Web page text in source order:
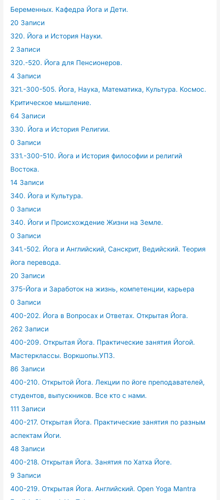
Беременных. Кафедра Йога и Дети.
20 Записи
320. Йога и История Науки.
2 Записи
320.-520. Йога для Пенсионеров.
4 Записи
321.-300-505. Йога, Наука, Математика, Культура. Космос.
Критическое мышление.
64 Записи
330. Йога и История Религии.
0 Записи
331.-300-510. Йога и История философии и религий
Востока.
14 Записи
340. Йога и Культура.
0 Записи
340. Йоги и Происхождение Жизни на Земле.
0 Записи
341.-502. Йога и Английский, Санскрит, Ведийский. Теория
йога перевода.
20 Записи
375-Йога и Заработок на жизнь, компетенции, карьера
0 Записи
400-202. Йога в Вопросах и Ответах. Открытая Йога.
262 Записи
400-209. Открытая Йога. Практические занятия Йогой.
Мастерклассы. Воркшопы.УПЗ.
86 Записи
400-210. Открытой Йога. Лекции по йоге преподавателей,
студентов, выпускников. Все кто с нами.
111 Записи
400-217. Открытая Йога. Практические занятия по разным
аспектам Йоги.
48 Записи
400-218. Открытая Йога. Занятия по Хатха Йоге.
9 Записи
400-219. Открытая Йога. Английский. Open Yoga Mantra